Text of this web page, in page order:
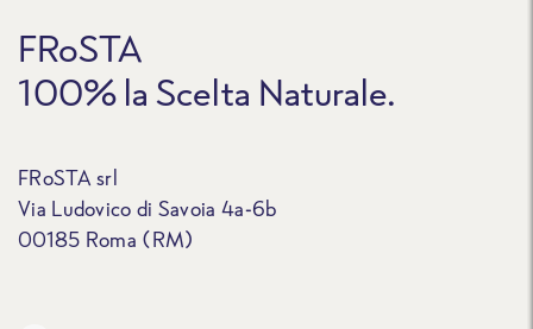
FRoSTA
100% la Scelta Naturale.
FRoSTA srl
Via Ludovico di Savoia 4a-6b
00185 Roma (RM)